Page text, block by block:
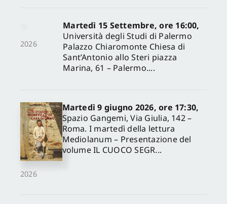
2026
Martedì 15 Settembre, ore 16:00,
Università degli Studi di Palermo
Palazzo Chiaromonte Chiesa di
Sant’Antonio allo Steri piazza
Marina, 61 – Palermo....
2026
Martedì 9 giugno 2026, ore 17:30,
Spazio Gangemi, Via Giulia, 142 –
Roma. I martedì della lettura
Mediolanum – Presentazione del
volume IL CUOCO SEGR...